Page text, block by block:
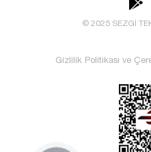
© 2025 SEZGİ
Gizlilik Politikası ve